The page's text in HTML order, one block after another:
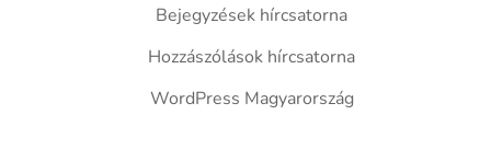
Bejegyzések hírcsatorna
Hozzászólások hírcsatorna
WordPress Magyarország